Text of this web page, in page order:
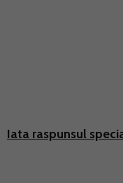
Iata raspunsul